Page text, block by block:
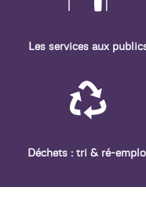
Les services aux
Déchets : tri & ré-